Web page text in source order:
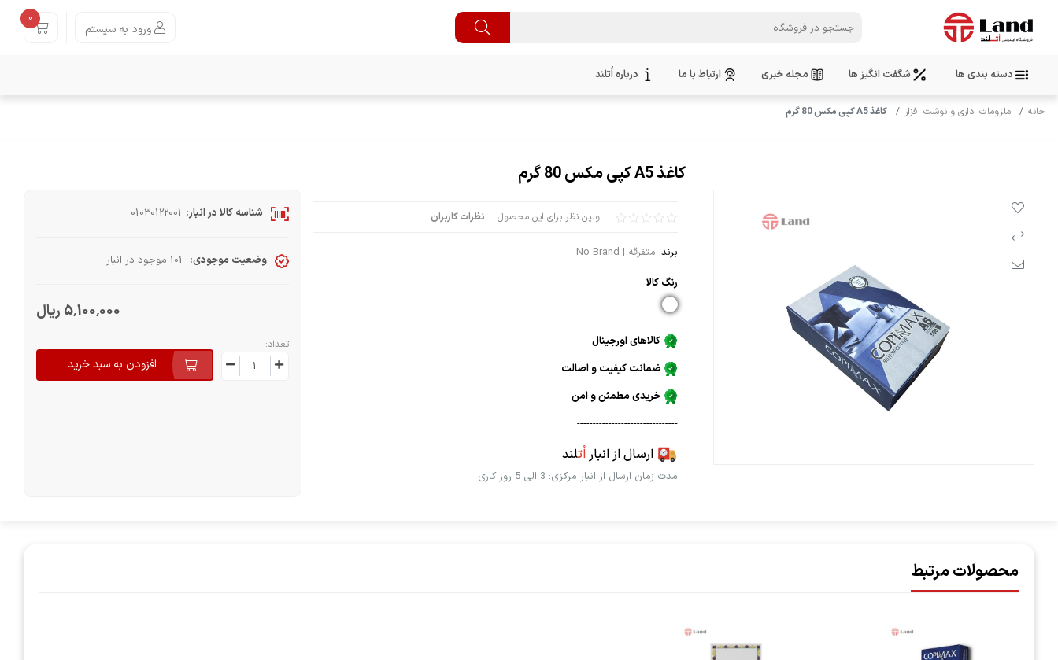
ورود به سیستم
0
دسته بندی ها شگفت انگیز ها مجله خبری ارتباط با ما درباره اُتلند
خانه ملزومات اداری و نوشت افزار کاغذ A5 کپی مکس 80 گرم
کاغذ A5 کپی مکس 80 گرم
اولین نظر برای این محصول نظرات کاربران
برند: متفرقه | No Brand
رنگ كالا
کالاهای اورجینال
ضمانت کیفیت و اصالت
خریدی مطمئن و امن
--------------------------------
ارسال از انباراُتلند
مدت زمان ارسال از انبار مرکزی: 3 الی 5 روز کاری
شناسه کالا در انبار: 01030122001
وضعیت موجودی: 101 موجود در انبار
5٬100٬000 ریال
تعداد:
افزودن به سبد خرید
محصولات مرتبط